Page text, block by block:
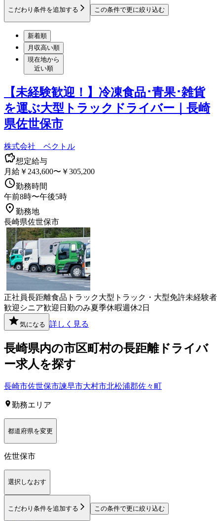
こだわり条件を追加する この条件で更に絞り込む
新着順
月収高い順
現在地から
近い順
【未経験歓迎！】冷凍食品･青果･雑貨
を運ぶ大型トラックドライバー｜長崎
県佐世保市
株式会社 ベクトル
想定給与
月給￥243,600〜￥305,200
勤務時間
午前8時〜午後5時
勤務地
長崎県佐世保市
正社員長距離食品 トラック大型トラック・大型免許未経験者
歓迎 シニア歓迎 日勤のみ夏季休暇週休2日
気になる 詳しく見る
長崎県内の市区町村の長距離ドライバ
ー求人を探す
長崎市佐世保市諫早市大村市北松浦郡佐々町
勤務エリア
都道府県を変更
佐世保市
選択しなおす
こだわり条件を追加する この条件で更に絞り込む